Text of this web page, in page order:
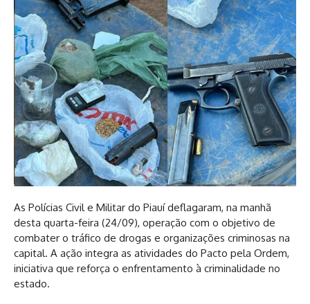
As Polícias Civil e Militar do Piauí deflagaram, na manhã
desta quarta-feira (24/09), operação com o objetivo de
combater o tráfico de drogas e organizações criminosas na
capital. A ação integra as atividades do Pacto pela Ordem,
iniciativa que reforça o enfrentamento à criminalidade no
estado.